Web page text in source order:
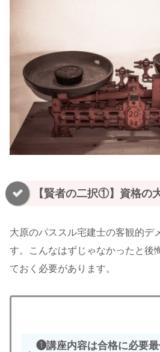
【賢者の二択①】資格の
大原のパススル宅建士の客観的デ
す。こんなはずじゃなかったと後
ておく必要があります。
❶講座内容は合格に必要